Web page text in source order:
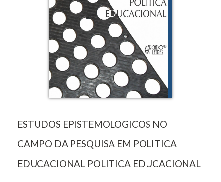
ESTUDOS EPISTEMOLOGICOS NO
CAMPO DA PESQUISA EM POLITICA
EDUCACIONAL POLITICA EDUCACIONAL